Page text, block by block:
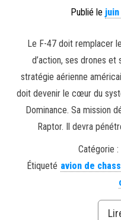
Publié le juin
Le F-47 doit remplacer
d’action, ses drones et
stratégie aérienne
doit devenir le cœur du
Dominance. Sa mission
Raptor. Il devra
Catégorie :
Étiqueté avion de